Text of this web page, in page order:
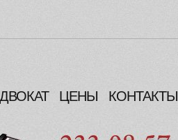
ЦЕНЫ КОНТАКТЫ